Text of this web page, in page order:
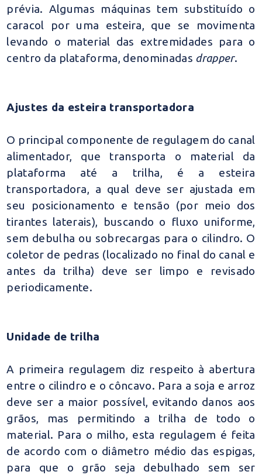
prévia. Algumas máquinas tem substituído o
caracol por uma esteira, que se movimenta
levando o material das extremidades para o
centro da plataforma, denominadas drapper.
Ajustes da esteira transportadora
O principal componente de regulagem do canal
alimentador, que transporta o material da
plataforma até a trilha, é a esteira
transportadora, a qual deve ser ajustada em
seu posicionamento e tensão (por meio dos
tirantes laterais), buscando o fluxo uniforme,
sem debulha ou sobrecargas para o cilindro. O
coletor de pedras (localizado no final do canal e
antes da trilha) deve ser limpo e revisado
periodicamente.
Unidade de trilha
A primeira regulagem diz respeito à abertura
entre o cilindro e o côncavo. Para a soja e arroz
deve ser a maior possível, evitando danos aos
grãos, mas permitindo a trilha de todo o
material. Para o milho, esta regulagem é feita
de acordo com o diâmetro médio das espigas,
para que o grão seja debulhado sem ser